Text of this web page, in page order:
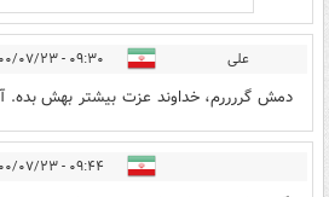
علی ۰۹:۳۰ - ۱۴۰۰/۰۷/۲۳
دمش گررررم، خداوند عزت بیشتر بهش بده.
۰۹:۴۴ - ۱۴۰۰/۰۷/۲۳